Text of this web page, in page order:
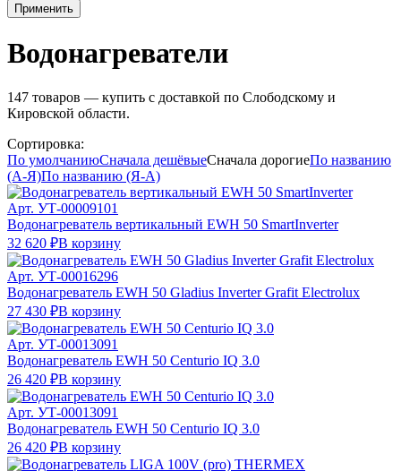
Применить
Водонагреватели
147 товаров — купить с доставкой по Слободскому и
Кировской области.
Сортировка:
По умолчаниюСначала дешёвыеСначала дорогиеПо названию
(А-Я)По названию (Я-А)
Арт. УТ-00009101
Водонагреватель вертикальный EWH 50 SmartInverter
32 620 ₽В корзину
Арт. УТ-00016296
Водонагреватель EWH 50 Gladius Inverter Grafit Electrolux
27 430 ₽В корзину
Арт. УТ-00013091
Водонагреватель EWH 50 Centurio IQ 3.0
26 420 ₽В корзину
Арт. УТ-00013091
Водонагреватель EWH 50 Centurio IQ 3.0
26 420 ₽В корзину